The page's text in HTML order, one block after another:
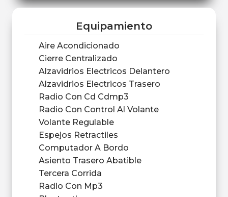
Equipamiento
Aire Acondicionado
Cierre Centralizado
Alzavidrios Electricos Delantero
Alzavidrios Electricos Trasero
Radio Con Cd Cdmp3
Radio Con Control Al Volante
Volante Regulable
Espejos Retractiles
Computador A Bordo
Asiento Trasero Abatible
Tercera Corrida
Radio Con Mp3